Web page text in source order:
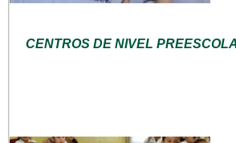
CENTROS DE NIVEL